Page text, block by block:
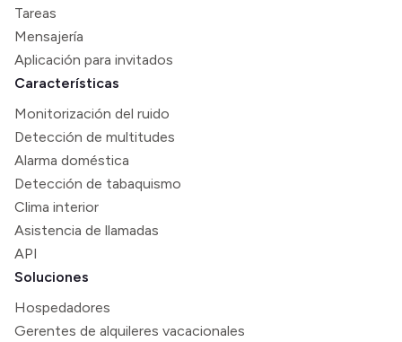
Tareas
Mensajería
Aplicación para invitados
Características
Monitorización del ruido
Detección de multitudes
Alarma doméstica
Detección de tabaquismo
Clima interior
Asistencia de llamadas
API
Soluciones
Hospedadores
Gerentes de alquileres vacacionales